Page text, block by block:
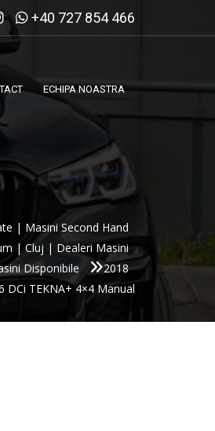
+40 727 854 466
ECHIPA NOASTRA
| Masini Second Hand
| Cluj | Dealeri Masini
Disponibile
2018
DCi TEKNA+ 4×4 Manual